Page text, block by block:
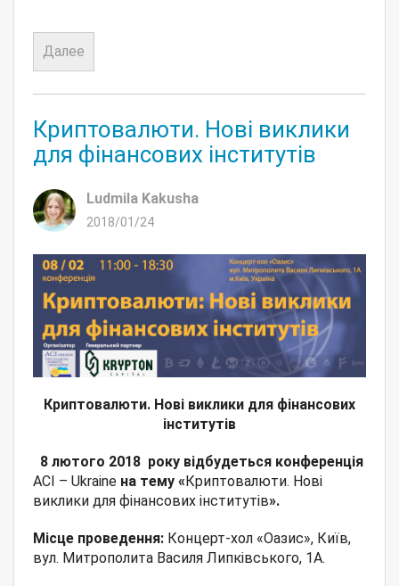
Далее
Криптовалюти. Нові виклики
для фінансових інститутів
Ludmila Kakusha
2018/01/24
Криптовалюти. Нові виклики для фінансових
інститутів
8 лютого 2018 року відбудеться конференція
ACI – Ukraineна тему «Криптовалюти. Нові
виклики для фінансових інститутів».
Місце проведення:Концерт-хол «Оазис», Київ,
вул. Митрополита Василя Липківського, 1А.